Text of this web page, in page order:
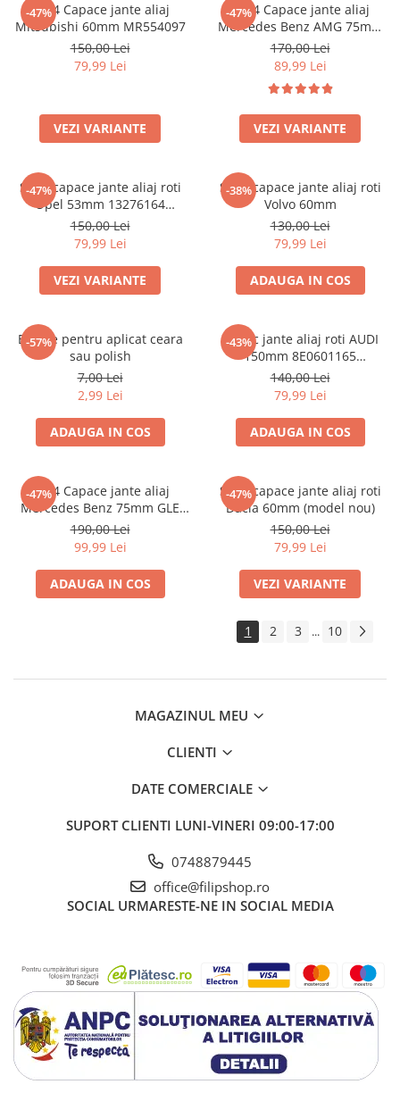
-47%
set 4 Capace jante aliaj
Mitsubishi 60mm MR554097
150,00 Lei
79,99 Lei
VEZI VARIANTE
-47%
set 4 Capace jante aliaj
Mercedes Benz AMG 75mm
(inel prindere) A0004003100
170,00 Lei
89,99 Lei
VEZI VARIANTE
-47%
Set 4 capace jante aliaj roti
Opel 53mm 13276164
467597050
150,00 Lei
79,99 Lei
VEZI VARIANTE
-38%
Set 4 capace jante aliaj roti
Volvo 60mm
130,00 Lei
79,99 Lei
ADAUGA IN COS
-57%
Burete pentru aplicat ceara
sau polish
7,00 Lei
2,99 Lei
ADAUGA IN COS
-43%
Capac jante aliaj roti AUDI
150mm 8E0601165
(8ED601165 )
140,00 Lei
79,99 Lei
ADAUGA IN COS
-47%
set 4 Capace jante aliaj
Mercedes Benz 75mm GLE
W167 / GLS X167 A1674015960
190,00 Lei
99,99 Lei
ADAUGA IN COS
-47%
Set 4 capace jante aliaj roti
Dacia 60mm (model nou)
150,00 Lei
79,99 Lei
VEZI VARIANTE
1 2 3 ... 10
MAGAZINUL MEU
CLIENTI
DATE COMERCIALE
SUPORT CLIENTI LUNI-VINERI 09:00-17:00
0748879445
office@filipshop.ro
SOCIAL URMARESTE-NE IN SOCIAL MEDIA